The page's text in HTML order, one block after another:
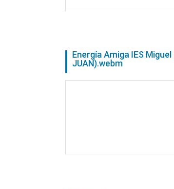
Energía Amiga IES
JUAN).webm